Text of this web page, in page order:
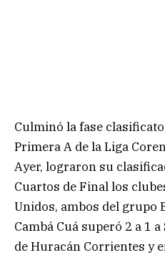
Culminó la fase
Primera A de la Liga
Ayer, lograron su
Cuartos de Final los
Unidos, ambos del grupo
Cambá Cuá superó 2 a 1
de Huracán Corrientes y